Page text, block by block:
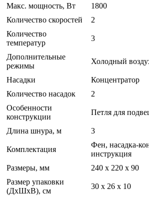
Макс. мощность, Вт
1800
Количество скоростей
2
Количество
температур
3
Дополнительные
режимы
Холодный
Насадки
Концентратор
Количество насадок
2
Особенности
конструкции
Петля для
Длина шнура, м 3
Комплектация
Фен, насадка-
инструкция
Размеры, мм
240 x 220 x 90
Размер упаковки
(ДхШхВ), см
30 x 26 x 10